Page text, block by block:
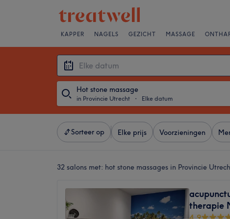
KAPPER NAGELS GEZICHT MASSAGE
Hot stone massage
in Provincie Utrecht ・ Elke datum
Sorteer op Elke prijs Voorzieningen
32 salons met: hot stone massages in Provincie
therapie